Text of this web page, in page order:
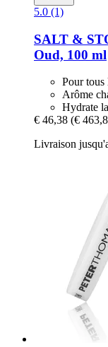
5.0 (1)
SALT &
Oud, 100 ml
Pour tous
Arôme
Hydrate
€ 46,38 (€
Livraison